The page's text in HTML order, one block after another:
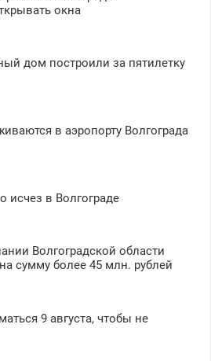
окна
дом построили за пятилетку
в аэропорту Волгограда
исчез в Волгограде
Волгоградской области
сумму более 45 млн. рублей
9 августа, чтобы не